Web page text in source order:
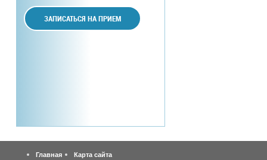
ЗАПИСАТЬСЯ НА ПРИЕМ
Главная
Карта сайта